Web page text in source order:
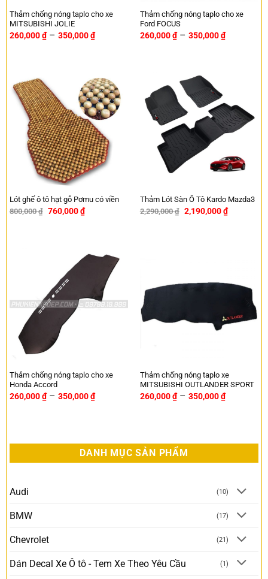
Thảm chống nóng taplo cho xe
MITSUBISHI JOLIE
260,000₫ – 350,000₫
Thảm chống nóng taplo cho xe
Ford FOCUS
260,000₫ – 350,000₫
Lót ghế ô tô hạt gỗ Pơmu có viền
800,000₫ 760,000₫
Thảm Lót Sàn Ô Tô Kardo Mazda3
2,290,000₫ 2,190,000₫
Thảm chống nóng taplo cho xe
Honda Accord
260,000₫ – 350,000₫
Thảm chống nóng taplo xe
MITSUBISHI OUTLANDER SPORT
260,000₫ – 350,000₫
DANH MỤC SẢN PHẨM
Audi (10)
BMW (17)
Chevrolet (21)
Dán Decal Xe Ô tô - Tem Xe Theo Yêu Cầu (1)